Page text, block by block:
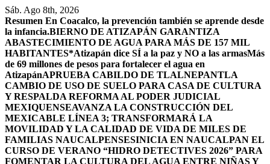
Saltar
al
contenido
Sáb. Ago 8th, 2026
Resumen En Coacalco, la prevención también se aprende desde
la infancia.BIERNO DE ATIZAPÁN GARANTIZA
ABASTECIMIENTO DE AGUA PARA MÁS DE 157 MIL
HABITANTES*Atizapán dice SÍ a la paz y NO a las armasMás
de 69 millones de pesos para fortalecer el agua en
AtizapánAPRUEBA CABILDO DE TLALNEPANTLA
CAMBIO DE USO DE SUELO PARA CASA DE CULTURA
Y RESPALDA REFORMA AL PODER JUDICIAL
MEXIQUENSEAVANZA LA CONSTRUCCIÓN DEL
MEXICABLE LÍNEA 3; TRANSFORMARÁ LA
MOVILIDAD Y LA CALIDAD DE VIDA DE MILES DE
FAMILIAS NAUCALPENSESINICIA EN NAUCALPAN EL
CURSO DE VERANO “HIDRO DETECTIVES 2026” PARA
FOMENTAR LA CULTURA DEL AGUA ENTRE NIÑAS Y